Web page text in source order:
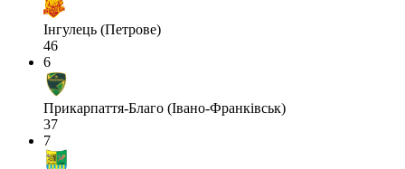
Інгулець (Петрове)
46
6
Прикарпаття-Благо (Івано-Франківськ)
37
7